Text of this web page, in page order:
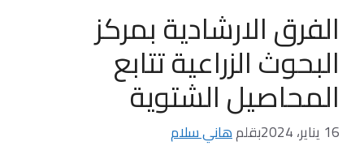
الفرق الارشادية بمركز
البحوث الزراعية تتابع
المحاصيل الشتوية
16 يناير، 2024 بقلمهاني سلام